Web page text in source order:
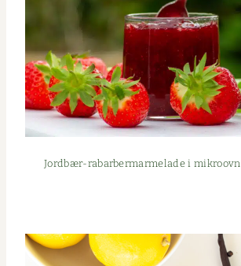
Jord­bær-rabar­ber­­marme­lade i mikroovn